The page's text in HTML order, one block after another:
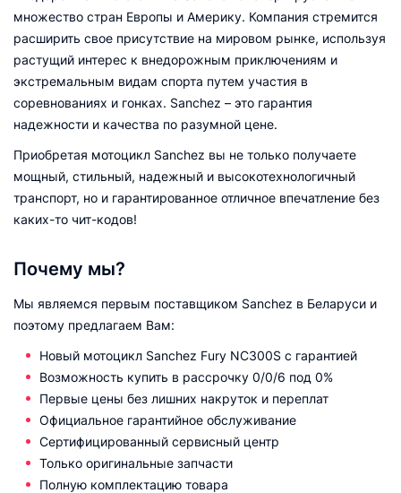
множество стран Европы и Америку. Компания стремится
расширить свое присутствие на мировом рынке, используя
растущий интерес к внедорожным приключениям и
экстремальным видам спорта путем участия в
соревнованиях и гонках. Sanchez – это гарантия
надежности и качества по разумной цене.
Приобретая мотоцикл Sanchez вы не только получаете
мощный, стильный, надежный и высокотехнологичный
транспорт, но и гарантированное отличное впечатление без
каких-то чит-кодов!
Почему мы?
Мы являемся первым поставщиком Sanchez в Беларуси и
поэтому предлагаем Вам:
Новый мотоцикл Sanchez Fury NC300S с гарантией
Возможность купить в рассрочку 0/0/6 под 0%
Первые цены без лишних накруток и переплат
Официальное гарантийное обслуживание
Сертифицированный сервисный центр
Только оригинальные запчасти
Полную комплектацию товара